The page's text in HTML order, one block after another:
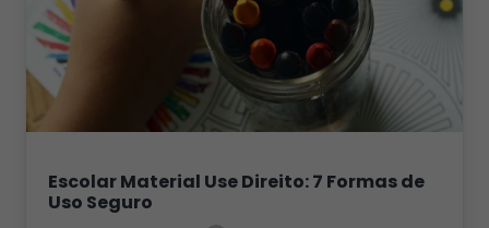
Escolar Material Use Direito: 7 Formas de
Uso Seguro